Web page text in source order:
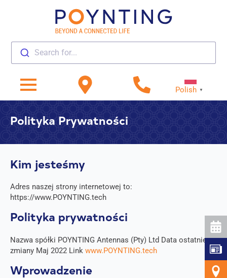
Search for...
Polish ▼
Polityka Prywatności
Kim jesteśmy
Adres naszej strony internetowej to:
https://www.POYNTING.tech
Polityka prywatności
Nazwa spółki POYNTING Antennas (Pty) Ltd Data ostatniej
zmiany Maj 2022 Link www.POYNTING.tech
Wprowadzenie